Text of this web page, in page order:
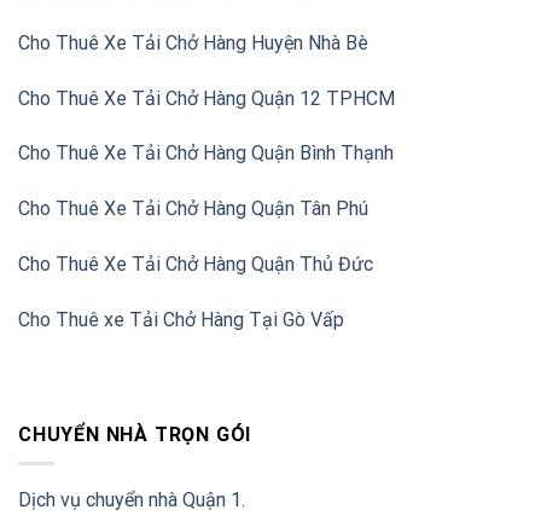
Cho Thuê Xe Tải Chở Hàng Huyện Nhà Bè
Cho Thuê Xe Tải Chở Hàng Quận 12 TPHCM
Cho Thuê Xe Tải Chở Hàng Quận Bình Thạnh
Cho Thuê Xe Tải Chở Hàng Quận Tân Phú
Cho Thuê Xe Tải Chở Hàng Quận Thủ Đức
Cho Thuê xe Tải Chở Hàng Tại Gò Vấp
CHUYỂN NHÀ TRỌN GÓI
Dịch vụ chuyển nhà Quận 1.